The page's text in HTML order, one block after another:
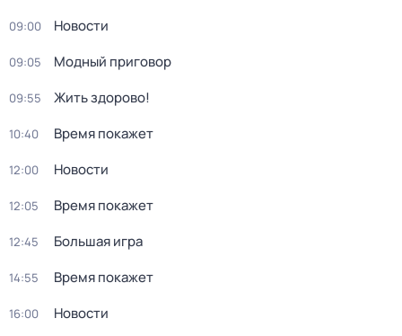
09:00 Новости
09:05 Модный приговор
09:55 Жить здорово!
10:40 Время покажет
12:00 Новости
12:05 Время покажет
12:45 Большая игра
14:55 Время покажет
16:00 Новости